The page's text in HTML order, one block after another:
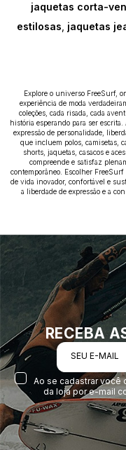
jaquetas corta-
estilosas jaquetas
Explore o universo FreeSurf,
experiência de moda
coleções, cada risada, cada
história esperando para ser
expressão de personalidade,
que incluem polos, camisetas,
shorts, jaquetas, casacos e
compreende e satisfaz
contemporâneo. Escolher
de vida inovador, confortável e
a liberdade de expressão e a
RECEBA
SEU E-MAIL
Ao se cadastrar você
da loja por e-mail